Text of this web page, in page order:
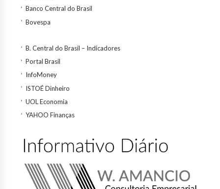
Banco Central do Brasil
Bovespa
B. Central do Brasil – Indicadores
Portal Brasil
InfoMoney
ISTOÉ Dinheiro
UOL Economia
YAHOO Finanças